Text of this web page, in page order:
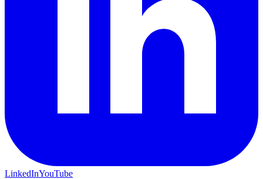
LinkedInYouTube